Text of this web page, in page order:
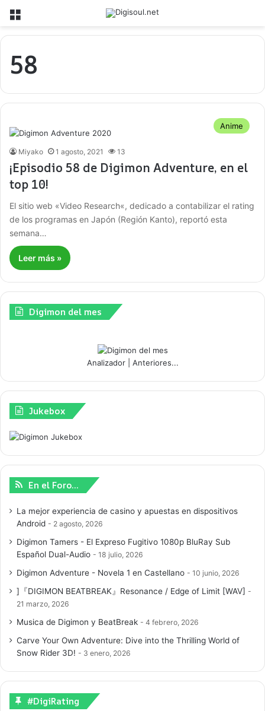
Menú
58
Anime
Miyako 1 agosto, 2021 13
¡Episodio 58 de Digimon Adventure, en el
top 10!
El sitio web «Video Research«, dedicado a contabilizar el rating
de los programas en Japón (Región Kanto), reportó esta
semana…
Leer más »
Digimon del mes
Analizador| Anteriores...
Jukebox
En el Foro…
La mejor experiencia de casino y apuestas en dispositivos
Android
2 agosto, 2026
Digimon Tamers - El Expreso Fugitivo 1080p BluRay Sub
Español Dual-Audio
18 julio, 2026
Digimon Adventure - Novela 1 en Castellano 10 junio, 2026
]『DIGIMON BEATBREAK』Resonance / Edge of Limit [WAV]
21 marzo, 2026
Musica de Digimon y BeatBreak 4 febrero, 2026
Carve Your Own Adventure: Dive into the Thrilling World of
Snow Rider 3D!
3 enero, 2026
#DigiRating